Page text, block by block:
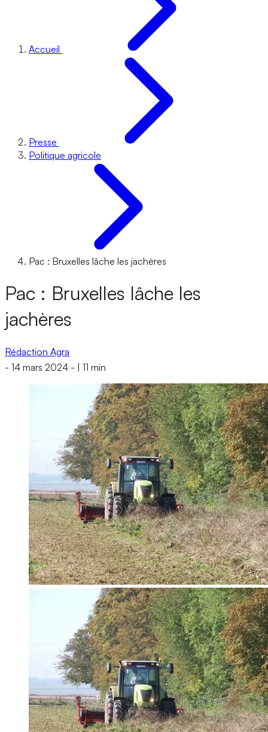
Accueil
Presse
Politique agricole
Pac : Bruxelles lâche les jachères
Pac : Bruxelles lâche les
jachères
Rédaction Agra
- 14 mars 2024 - 11 min